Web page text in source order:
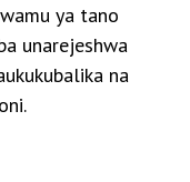
ya tano
unarejeshwa
na